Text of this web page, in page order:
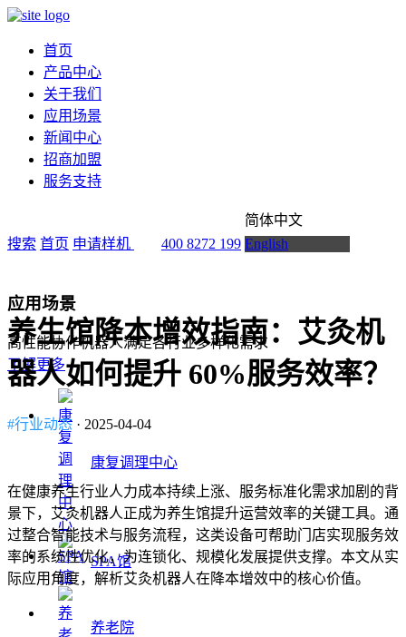
首页
产品中心
关于我们
应用场景
新闻中心
招商加盟
服务支持
搜索 首页 申请样机 400 8272 199
简体中文
English
应用场景
高性能协作机器人满足各行业多样化需求
了解更多
康复调理中心
SPA馆
养老院
养生馆降本增效指南：艾灸机
器人如何提升 60%服务效率？
#行业动态 · 2025-04-04
在健康养生行业人力成本持续上涨、服务标准化需求加剧的背
景下，艾灸机器人正成为养生馆提升运营效率的关键工具。通
过整合智能技术与服务流程，这类设备可帮助门店实现服务效
率的系统性优化，为连锁化、规模化发展提供支撑。本文从实
际应用角度，解析艾灸机器人在降本增效中的核心价值。